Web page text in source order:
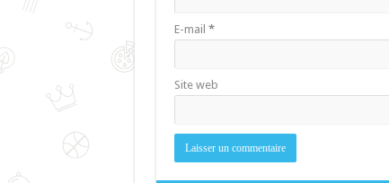
E-mail *
Site web